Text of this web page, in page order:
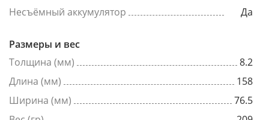
Несъёмный аккумулятор
Да
Размеры и вес
Толщина (мм)
8.2
Длина (мм)
158
Ширина (мм)
76.5